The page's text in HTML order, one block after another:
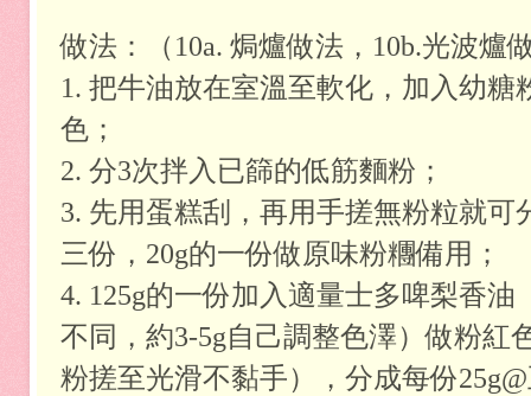
做法：（10a. 焗爐做法，10b.光波爐
1. 把牛油放在室溫至軟化，加入幼糖
色；
2. 分3次拌入已篩的低筋麵粉；
3. 先用蛋糕刮，再用手搓無粉粒就可
三份，20g的一份做原味粉糰備用；
4. 125g的一份加入適量士多啤梨香油
不同，約3-5g自己調整色澤）做粉紅
粉搓至光滑不黏手），分成每份